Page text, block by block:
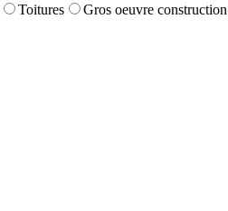
Toitures Gros oeuvre construction